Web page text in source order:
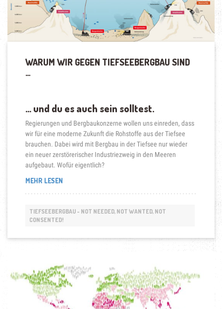
WARUM WIR GEGEN TIEFSEEBERGBAU SIND
…
… und du es auch sein solltest.
Regierungen und Bergbaukonzerne wollen uns einreden, dass
wir für eine moderne Zukunft die Rohstoffe aus der Tiefsee
brauchen. Dabei wird mit Bergbau in der Tiefsee nur wieder
ein neuer zerstörerischer Industriezweig in den Meeren
aufgebaut. Wofür eigentlich?
MEHR LESEN„WARUM
TIEFSEEBERGBAU
SIND
TIEFSEEBERGBAU - NOT NEEDED, NOT WANTED, NOT
CONSENTED!